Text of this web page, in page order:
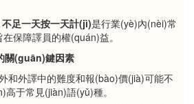
足一天按一天計(jì)是行業(yè)內(nèi)常
保障譯員的權(quán)益。
關(guān)鍵因素
和外譯中的難度和報(bào)價(jià)可能不
于常見(jiàn)語(yǔ)種。